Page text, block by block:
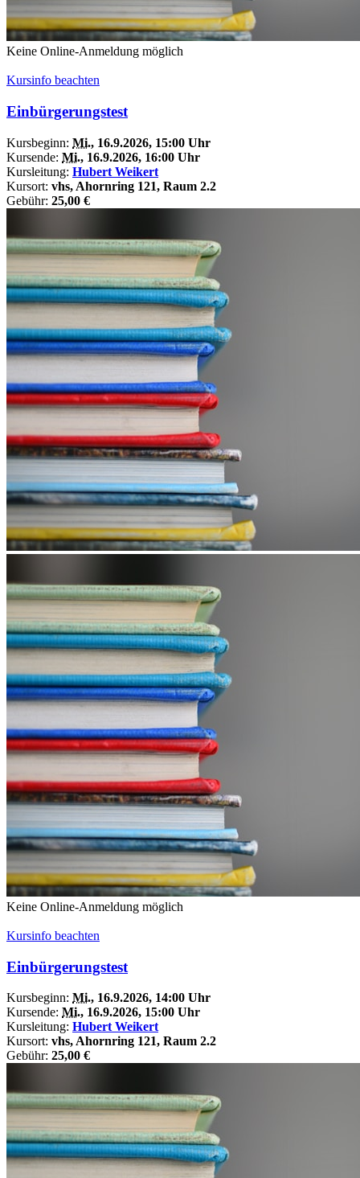
Keine Online-Anmeldung möglich
Kursinfo beachten
Einbürgerungstest
Kursbeginn: Mi., 16.9.2026, 15:00 Uhr
Kursende: Mi., 16.9.2026, 16:00 Uhr
Kursleitung: Hubert Weikert
Kursort: vhs, Ahornring 121, Raum 2.2
Gebühr: 25,00 €
Keine Online-Anmeldung möglich
Kursinfo beachten
Einbürgerungstest
Kursbeginn: Mi., 16.9.2026, 14:00 Uhr
Kursende: Mi., 16.9.2026, 15:00 Uhr
Kursleitung: Hubert Weikert
Kursort: vhs, Ahornring 121, Raum 2.2
Gebühr: 25,00 €